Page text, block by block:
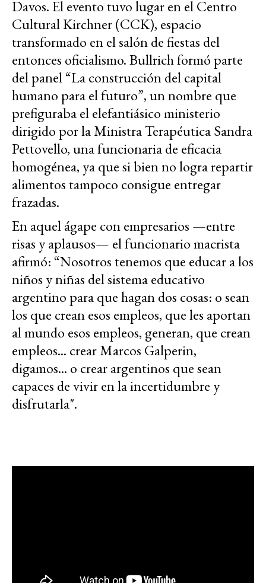
Davos. El evento tuvo lugar en el Centro
Cultural Kirchner (CCK), espacio
transformado en el salón de fiestas del
entonces oficialismo. Bullrich formó parte
del panel “La construcción del capital
humano para el futuro”, un nombre que
prefiguraba el elefantiásico ministerio
dirigido por la Ministra Terapéutica Sandra
Pettovello, una funcionaria de eficacia
homogénea, ya que si bien no logra repartir
alimentos tampoco consigue entregar
frazadas.
En aquel ágape con empresarios —entre
risas y aplausos— el funcionario macrista
afirmó: “Nosotros tenemos que educar a los
niños y niñas del sistema educativo
argentino para que hagan dos cosas: o sean
los que crean esos empleos, que les aportan
al mundo esos empleos, generan, que crean
empleos... crear Marcos Galperin,
digamos... o crear argentinos que sean
capaces de vivir en la incertidumbre y
disfrutarla".